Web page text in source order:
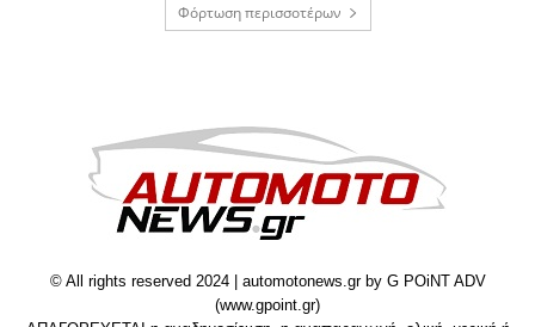
Φόρτωση περισσοτέρων
© All rights reserved 2024 | automotonews.gr by G POiNT ADV
(www.gpoint.gr)